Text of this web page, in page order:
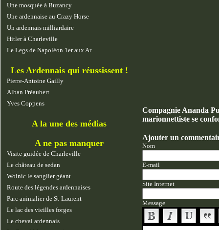
Une mosquée à Buzancy
Une ardennaise au Crazy Horse
Un ardennais milliardaire
Hitler à Charleville
Le Legs de Napoléon 1er aux Ar
Les Ardennais qui réussissent !
Pierre-Antoine Gailly
Alban Préaubert
Yves Coppens
A la une des médias
A ne pas manquer
Visite guidée de Charleville
Le château de sedan
Woinic le sanglier géant
Route des légendes ardennaises
Parc animalier de St-Laurent
Le lac des vieilles forges
Le cheval ardennais
Compagnie Ananda
marionnettiste se
Ajouter un
Nom
E-mail
Site Internet
Message